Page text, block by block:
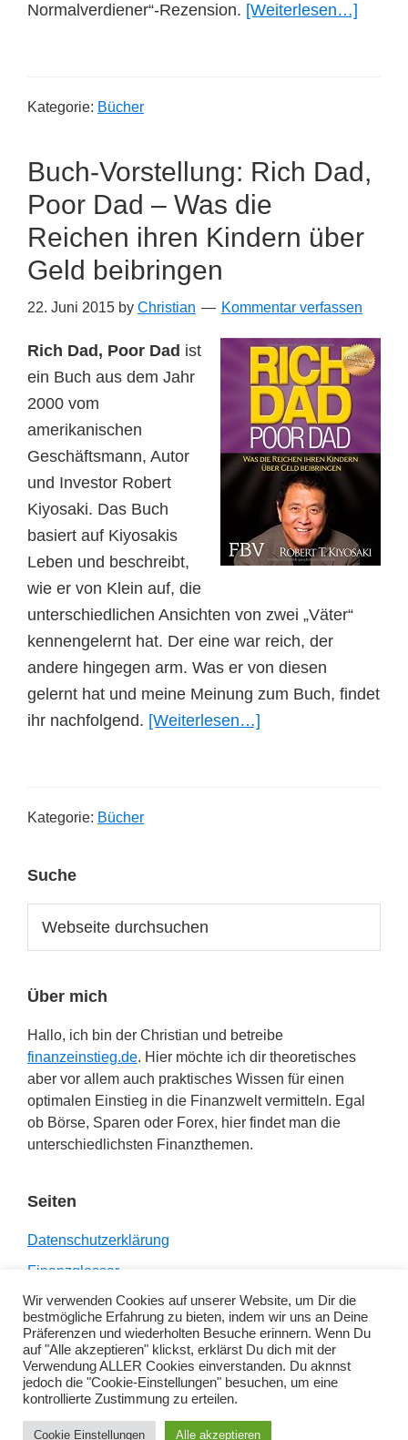
Normalverdiener“-Rezension. [Weiterlesen…]
Kategorie: Bücher
Buch-Vorstellung: Rich Dad,
Poor Dad – Was die
Reichen ihren Kindern über
Geld beibringen
22. Juni 2015 by Christian Kommentar verfassen
Rich Dad, Poor Dad ist
ein Buch aus dem Jahr
2000 vom
amerikanischen
Geschäftsmann, Autor
und Investor Robert
Kiyosaki. Das Buch
basiert auf Kiyosakis
Leben und beschreibt,
wie er von Klein auf, die
unterschiedlichen Ansichten von zwei „Väter“
kennengelernt hat. Der eine war reich, der
andere hingegen arm. Was er von diesen
gelernt hat und meine Meinung zum Buch, findet
ihr nachfolgend. [Weiterlesen…]
Was
über
Geld
beibringen
Kategorie: Bücher
Seitenspalte
Suche
durchsuchen
Über mich
Hallo, ich bin der Christian und betreibe
finanzeinstieg.de. Hier möchte ich dir theoretisches
aber vor allem auch praktisches Wissen für einen
optimalen Einstieg in die Finanzwelt vermitteln. Egal
ob Börse, Sparen oder Forex, hier findet man die
unterschiedlichsten Finanzthemen.
Seiten
Datenschutzerklärung
Finanzglossar
Impressum
Links
Copyright © 2026 ·Genesis Sample
Wir verwenden Cookies auf unserer Website, um Dir die
bestmögliche Erfahrung zu bieten, indem wir uns an Deine
Präferenzen und wiederholten Besuche erinnern. Wenn Du
auf "Alle akzeptieren" klickst, erklärst Du dich mit der
Verwendung ALLER Cookies einverstanden. Du aknnst
jedoch die "Cookie-Einstellungen" besuchen, um eine
kontrollierte Zustimmung zu erteilen.
Cookie Einstellungen Alle akzeptieren